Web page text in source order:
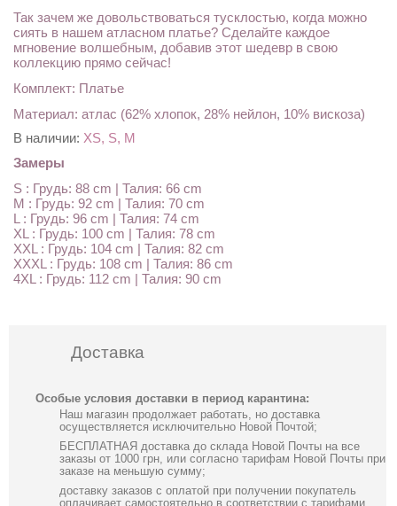
Так зачем же довольствоваться тусклостью, когда можно
сиять в нашем атласном платье? Сделайте каждое
мгновение волшебным, добавив этот шедевр в свою
коллекцию прямо сейчас!
Комплект: Платье
Материал: атлас (62% хлопок, 28% нейлон, 10% вискоза)
В наличии: XS, S, M
Замеры
S : Грудь: 88 cm | Талия: 66 cm
M : Грудь: 92 cm | Талия: 70 cm
L : Грудь: 96 cm | Талия: 74 cm
XL : Грудь: 100 cm | Талия: 78 cm
XXL : Грудь: 104 cm | Талия: 82 cm
XXXL : Грудь: 108 cm | Талия: 86 cm
4XL : Грудь: 112 cm | Талия: 90 cm
Доставка
Особые условия доставки в период карантина:
Наш магазин продолжает работать, но доставка
осуществляется исключительно Новой Почтой;
БЕСПЛАТНАЯ доставка до склада Новой Почты на все
заказы от 1000 грн, или согласно тарифам Новой Почты при
заказе на меньшую сумму;
доставку заказов с оплатой при получении покупатель
оплачивает самостоятельно в соответствии с тарифами